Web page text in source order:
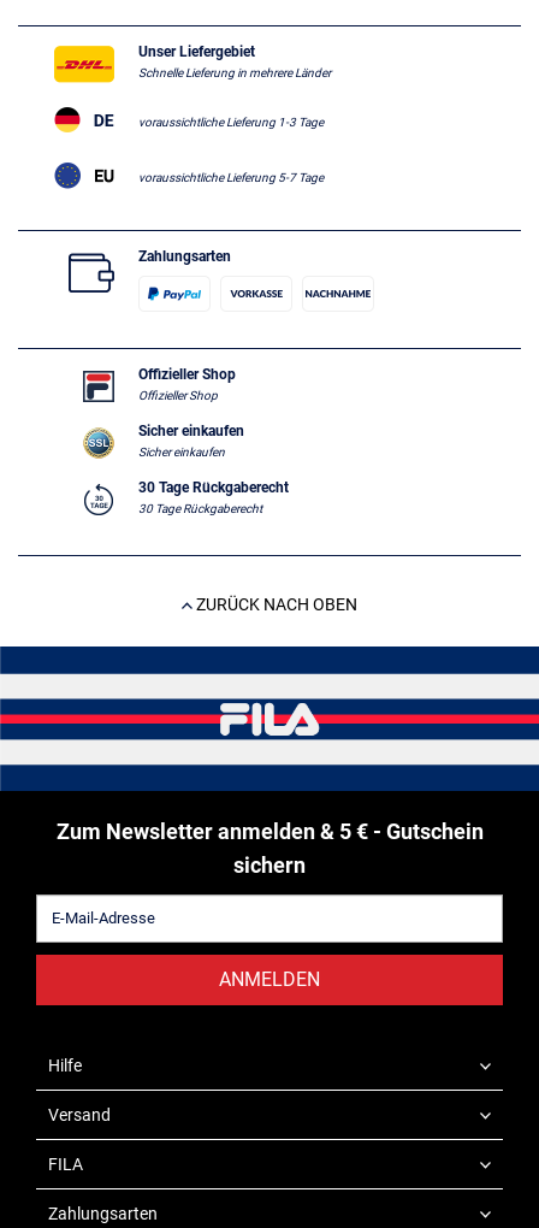
Unser Liefergebiet
Schnelle Lieferung in mehrere Länder
voraussichtliche Lieferung 1-3 Tage
voraussichtliche Lieferung 5-7 Tage
Zahlungsarten
Offizieller Shop
Offizieller Shop
Sicher einkaufen
Sicher einkaufen
30 Tage Rückgaberecht
30 Tage Rückgaberecht
ZURÜCK NACH OBEN
Zum Newsletter anmelden & 5 € - Gutschein
sichern
ANMELDEN
Hilfe
Versand
FILA
Zahlungsarten